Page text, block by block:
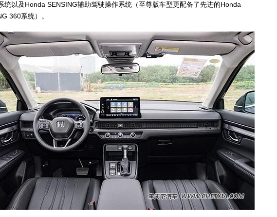
统以及Honda SENSING辅助驾驶操作系统（至尊版车型更配备了先进的Honda
360系统）。